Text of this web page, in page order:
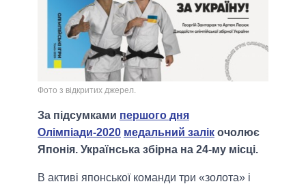
Фото з відкритих джерел.
За підсумками першого дня
Олімпіади-2020 медальний залік очолює
Японія. Українська збірна на 24-му місці.
В активі японської команди три «золота» і